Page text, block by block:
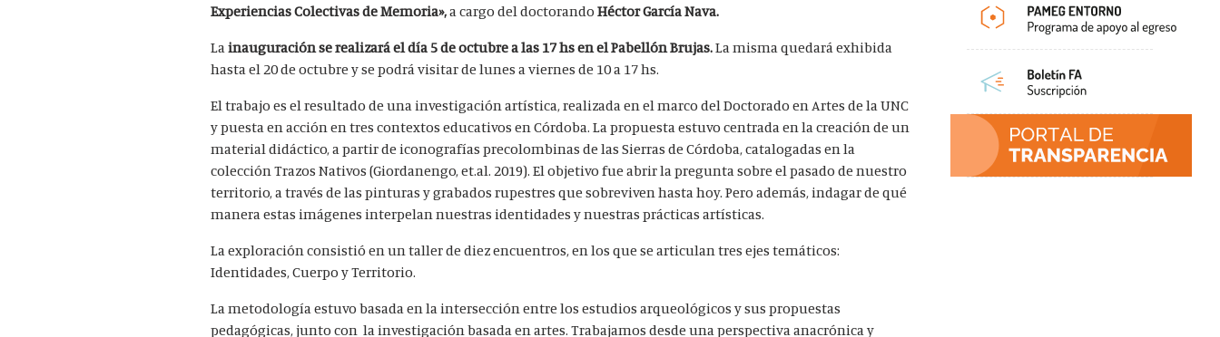
Experiencias Colectivas de Memoria»,a cargo del doctorandoHéctor García Nava.
Lainauguración se realizará el día 5 de octubre a las 17 hs en el Pabellón Brujas.La misma quedará exhibida
hasta el 20 de octubre y se podrá visitar de lunes a viernes de 10 a 17 hs.
El trabajo es el resultado de una investigación artística, realizada en el marco del Doctorado en Artes de la UNC
y puesta en acción en tres contextos educativos en Córdoba. La propuesta estuvo centrada en la creación de un
material didáctico, a partir de iconografías precolombinas de las Sierras de Córdoba, catalogadas en la
colección Trazos Nativos (Giordanengo, et.al. 2019). El objetivo fue abrir la pregunta sobre el pasado de nuestro
territorio, a través de las pinturas y grabados rupestres que sobreviven hasta hoy. Pero además, indagar de qué
manera estas imágenes interpelan nuestras identidades y nuestras prácticas artísticas.
La exploración consistió en un taller de diez encuentros, en los que se articulan tres ejes temáticos:
Identidades, Cuerpo y Territorio.
La metodología estuvo basada en la intersección entre los estudios arqueológicos y sus propuestas
pedagógicas, junto con la investigación basada en artes. Trabajamos desde una perspectiva anacrónica y